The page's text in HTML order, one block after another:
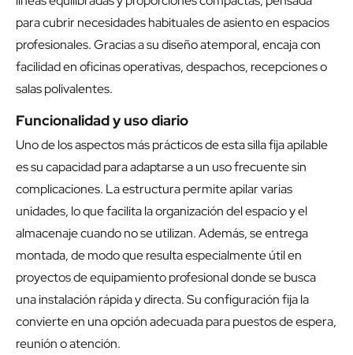
para cubrir necesidades habituales de asiento en espacios
profesionales. Gracias a su diseño atemporal, encaja con
facilidad en oficinas operativas, despachos, recepciones o
salas polivalentes.
Funcionalidad y uso diario
Uno de los aspectos más prácticos de esta silla fija apilable
es su capacidad para adaptarse a un uso frecuente sin
complicaciones. La estructura permite apilar varias
unidades, lo que facilita la organización del espacio y el
almacenaje cuando no se utilizan. Además, se entrega
montada, de modo que resulta especialmente útil en
proyectos de equipamiento profesional donde se busca
una instalación rápida y directa. Su configuración fija la
convierte en una opción adecuada para puestos de espera,
reunión o atención.